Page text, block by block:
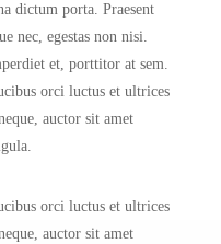
dictum porta. Praesent
nec, egestas non nisi.
et, porttitor at sem.
orci luctus et ultrices
auctor sit amet
orci luctus et ultrices
auctor sit amet